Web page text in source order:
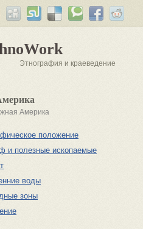
Этнография и краеведение
Америка
положение
и полезные ископаемые
воды
зоны